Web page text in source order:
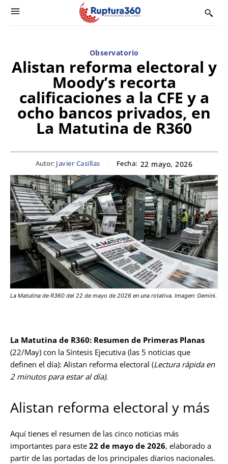
Observatorio
Alistan reforma electoral y
Moody’s recorta
calificaciones a la CFE y a
ocho bancos privados, en
La Matutina de R360
Autor: Javier Casillas Fecha: 22 mayo, 2026
La Matutina de R360 del 22 de mayo de 2026 en una rotativa. Imagen: Gemini.
La Matutina de R360: Resumen de Primeras Planas
(22/May) con la Síntesis Ejecutiva (las 5 noticias que
definen el día): Alistan reforma electoral (Lectura rápida en
2 minutos para estar al día).
Alistan reforma electoral y más
Aquí tienes el resumen de las cinco noticias más
importantes para este 22 de mayo de 2026, elaborado a
partir de las portadas de los principales diarios nacionales.